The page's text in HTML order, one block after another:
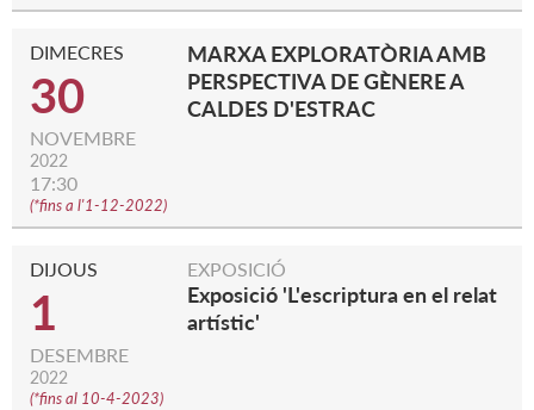
DIMECRES
30
NOVEMBRE
2022
17:30
(*fins a l'1-12-2022)
MARXA EXPLORATÒRIA AMB
PERSPECTIVA DE GÈNERE A
CALDES D'ESTRAC
DIJOUS
1
DESEMBRE
2022
(*fins al 10-4-2023)
EXPOSICIÓ
Exposició 'L'escriptura en el relat
artístic'